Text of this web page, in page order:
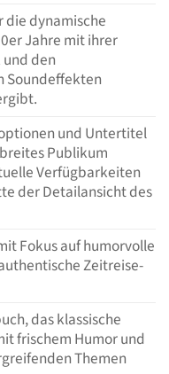
dynamische
Jahre mit ihrer
den
Soundeffekten
und Untertitel
Publikum
Verfügbarkeiten
der Detailansicht des
Fokus auf humorvolle
Zeitreise-
das klassische
frischem Humor und
Themen